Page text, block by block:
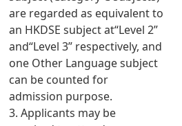
are regarded as equivalent to
an HKDSE subject at“Level 2”
and“Level 3” respectively, and
one Other Language subject
can be counted for
admission purpose.
3. Applicants may be